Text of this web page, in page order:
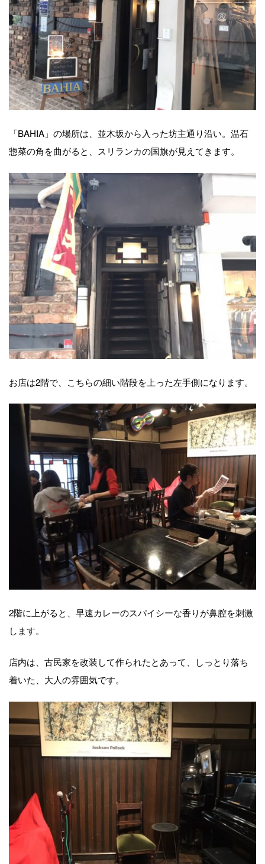
「BAHIA」の場所は、並木坂から入った坊主通り沿い。温石
惣菜の角を曲がると、スリランカの国旗が見えてきます。
お店は2階で、こちらの細い階段を上った左手側になります。
2階に上がると、早速カレーのスパイシーな香りが鼻腔を刺激
します。
店内は、古民家を改装して作られたとあって、しっとり落ち
着いた、大人の雰囲気です。